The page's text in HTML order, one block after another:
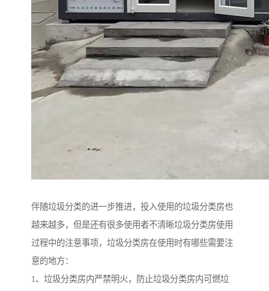
伴随垃圾分类的进一步推进，投入使用的垃圾分类房也
越来越多，但是还有很多使用者不清晰垃圾分类房使用
过程中的注意事项，垃圾分类房在使用时有哪些需要注
意的地方：
1、垃圾分类房内严禁明火，防止垃圾分类房内可燃垃